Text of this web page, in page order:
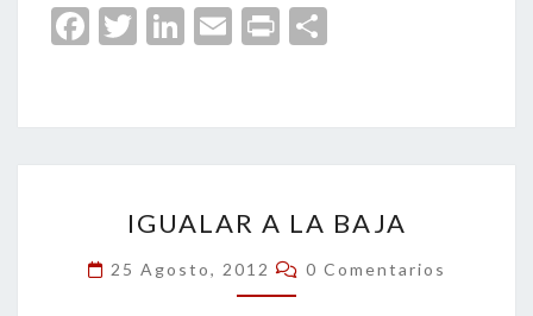
Fa
o
o
T
er
Li
dI
n
E
l
Pr
p
ar
tir
A
LA
BAJA
IGUALAR A LA BAJA
25 Agosto, 2012 Comentarios
0 Comentarios